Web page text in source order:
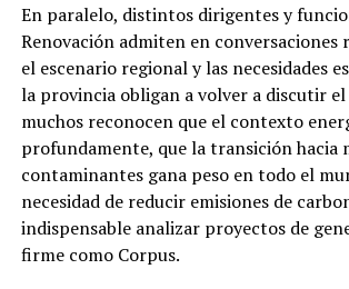
En paralelo, distintos dirigentes y
Renovación admiten en conversaciones
el escenario regional y las necesidades
la provincia obligan a volver a discutir
muchos reconocen que el contexto
profundamente, que la transición hacia
contaminantes gana peso en todo el
necesidad de reducir emisiones de
indispensable analizar proyectos de
firme como Corpus.